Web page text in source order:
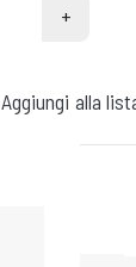
+
Aggiungi alla